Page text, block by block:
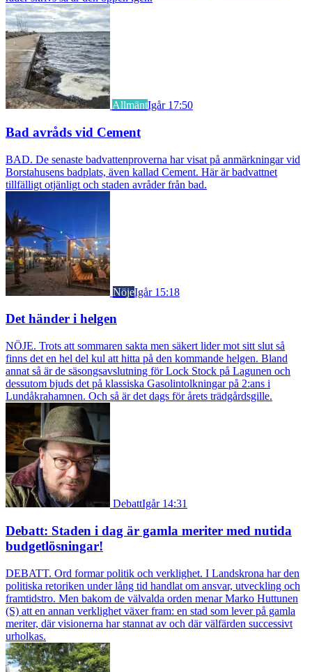
AllmäntIgår 17:50
Bad avråds vid Cement
BAD. De senaste badvattenproverna har visat på anmärkningar vid
Borstahusens badplats, även kallad Cement. Här är badvattnet
tillfälligt otjänligt och staden avråder från bad.
NöjeIgår 15:18
Det händer i helgen
NÖJE. Trots att sommaren sakta men säkert lider mot sitt slut så
finns det en hel del kul att hitta på den kommande helgen. Bland
annat så är de säsongsavslutning för Lock Stock på Lagunen och
dessutom bjuds det på klassiska Gasolintolkningar på 2:ans i
Lundåkrahamnen. Och så är det dags för årets trädgårdsgille.
DebattIgår 14:31
Debatt: Staden i dag är gamla meriter med nutida
budgetlösningar!
DEBATT. Ord formar politik och verklighet. I Landskrona har den
politiska retoriken under lång tid handlat om ansvar, utveckling och
framtidstro. Men bakom de välvalda orden menar Marko Huttunen
(S) att en annan verklighet växer fram: en stad som lever på gamla
meriter, där visionerna har stannat av och där välfärden successivt
urholkas.